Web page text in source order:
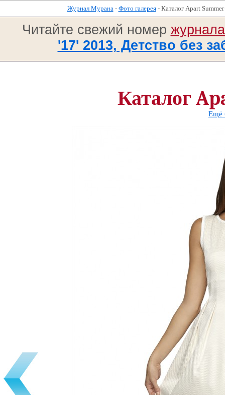
Журнал Мурана- Фото галерея- Каталог Apart
Читайте свежий номер
'17' 2013, Детство без
Каталог
Ещё